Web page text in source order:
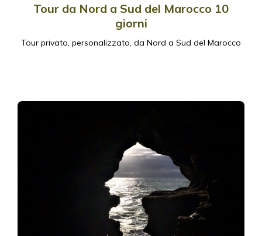
Tour da Nord a Sud del Marocco 10
giorni
Tour privato, personalizzato, da Nord a Sud del Marocco